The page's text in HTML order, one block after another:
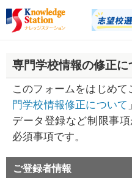
専門学校情報の修正に
このフォームをはじめて
門学校情報修正について
データ登録など制限事
必須事項です。
ご登録者情報